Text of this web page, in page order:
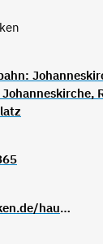
www.saarbruecken.de/haus-des-ankommens